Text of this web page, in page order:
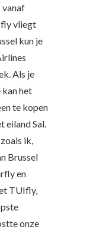
vliegt
kun je
Als je
het
te kopen
eiland Sal.
ik,
Brussel
en
TUIfly,
onze